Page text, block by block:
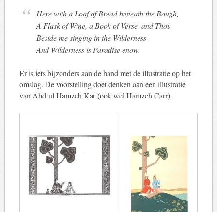
Here with a Loaf of Bread beneath the Bough,
A Flask of Wine, a Book of Verse–and Thou
Beside me singing in the Wilderness–
And Wilderness is Paradise enow.
Er is iets bijzonders aan de hand met de illustratie op het
omslag. De voorstelling doet denken aan een illustratie
van Abd-ul Hamzeh Kar (ook wel Hamzeh Carr).